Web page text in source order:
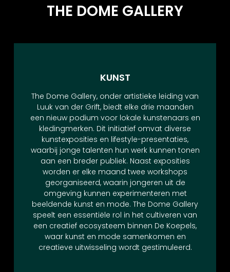
THE DOME GALLERY
KUNST
The Dome Gallery, onder artistieke leiding van
Luuk van der Grift, biedt elke drie maanden
een nieuw podium voor lokale kunstenaars en
kledingmerken. Dit initiatief omvat diverse
kunstexposities en lifestyle-presentaties,
waarbij jonge talenten hun werk kunnen tonen
aan een breder publiek. Naast exposities
worden er elke maand twee workshops
georganiseerd, waarin jongeren uit de
omgeving kunnen experimenteren met
beeldende kunst en mode. The Dome Gallery
speelt een essentiële rol in het cultiveren van
een creatief ecosysteem binnen De Koepels,
waar kunst en mode samenkomen en
creatieve uitwisseling wordt gestimuleerd.